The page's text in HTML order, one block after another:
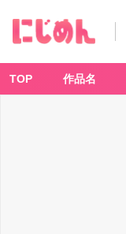
TOP 作品名